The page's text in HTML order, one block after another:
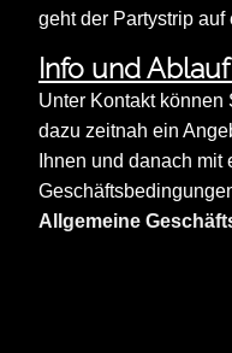
geht der Partystrip auf
Info und
Unter Kontakt können
dazu zeitnah ein
Ihnen und danach
Allgemeine